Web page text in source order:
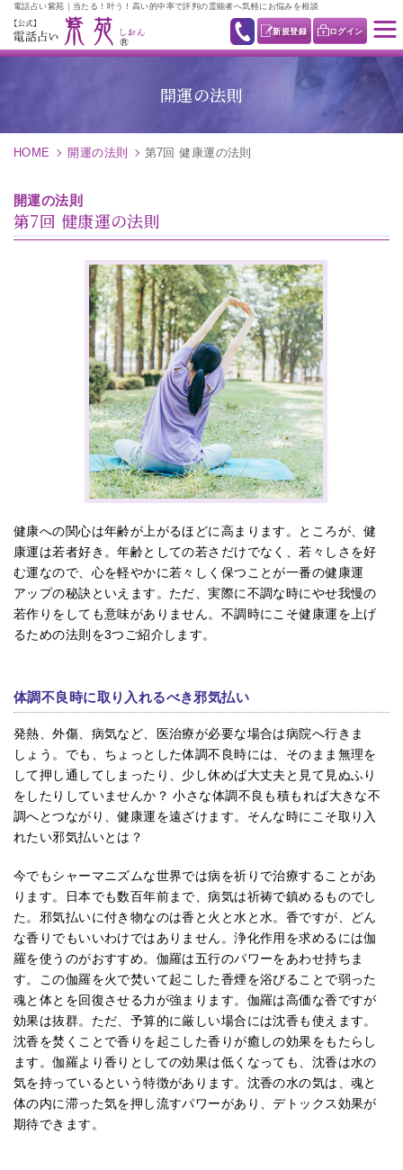
電話占い紫苑｜当たる！叶う！高い的中率で評判の霊能者へ気軽にお悩みを相談
新規登録 ログイン
開運の法則
HOME 開運の法則 第7回 健康運の法則
開運の法則
第7回 健康運の法則
健康への関心は年齢が上がるほどに高まります。ところが、健
康運は若者好き。年齢としての若さだけでなく、若々しさを好
む運なので、心を軽やかに若々しく保つことが一番の健康運
アップの秘訣といえます。ただ、実際に不調な時にやせ我慢の
若作りをしても意味がありません。不調時にこそ健康運を上げ
るための法則を3つご紹介します。
体調不良時に取り入れるべき邪気払い
発熱、外傷、病気など、医治療が必要な場合は病院へ行きま
しょう。でも、ちょっとした体調不良時には、そのまま無理を
して押し通してしまったり、少し休めば大丈夫と見て見ぬふり
をしたりしていませんか？ 小さな体調不良も積もれば大きな不
調へとつながり、健康運を遠ざけます。そんな時にこそ取り入
れたい邪気払いとは？
今でもシャーマニズムな世界では病を祈りで治療することがあ
ります。日本でも数百年前まで、病気は祈祷で鎮めるものでし
た。邪気払いに付き物なのは香と火と水と水。香ですが、どん
な香りでもいいわけではありません。浄化作用を求めるには伽
羅を使うのがおすすめ。伽羅は五行のパワーをあわせ持ちま
す。この伽羅を火で焚いて起こした香煙を浴びることで弱った
魂と体とを回復させる力が強まります。伽羅は高価な香ですが
効果は抜群。ただ、予算的に厳しい場合には沈香も使えます。
沈香を焚くことで香りを起こした香りが癒しの効果をもたらし
ます。伽羅より香りとしての効果は低くなっても、沈香は水の
気を持っているという特徴があります。沈香の水の気は、魂と
体の内に滞った気を押し流すパワーがあり、デトックス効果が
期待できます。